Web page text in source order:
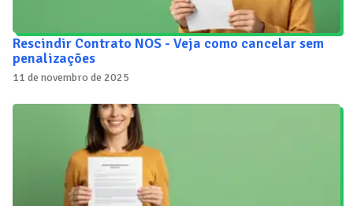
Rescindir Contrato NOS - Veja como cancelar sem
penalizações
11 de novembro de 2025